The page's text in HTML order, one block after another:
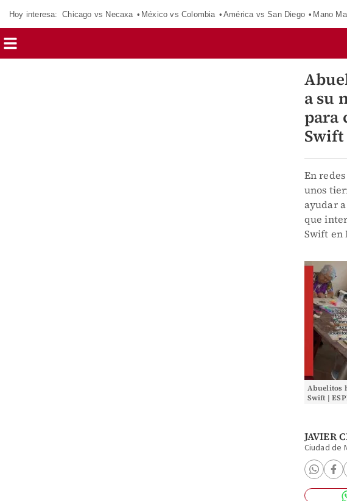
Hoy interesa: Chicago vs Necaxa México vs Colombia América vs San Diego Mano
a su
para
Swift
En
unos
ayudar
que
Swift en
Abuelitos
Swift |
JAVIER
Ciudad de